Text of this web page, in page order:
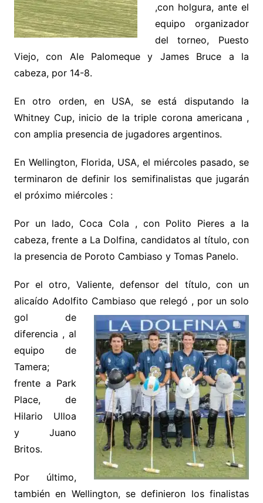
,con holgura, ante el
equipo organizador
del torneo, Puesto
Viejo, con Ale Palomeque y James Bruce a la
cabeza, por 14-8.
En otro orden, en USA, se está disputando la
Whitney Cup, inicio de la triple corona americana ,
con amplia presencia de jugadores argentinos.
En Wellington, Florida, USA, el miércoles pasado, se
terminaron de definir los semifinalistas que jugarán
el próximo miércoles :
Por un lado, Coca Cola , con Polito Pieres a la
cabeza, frente a La Dolfina, candidatos al título, con
la presencia de Poroto Cambiaso y Tomas Panelo.
Por el otro, Valiente, defensor del título, con un
alicaído Adolfito Cambiaso que relegó , por un solo
gol de
diferencia , al
equipo de
Tamera;
frente a Park
Place, de
Hilario Ulloa
y Juano
Britos.
Por último,
también en Wellington, se definieron los finalistas